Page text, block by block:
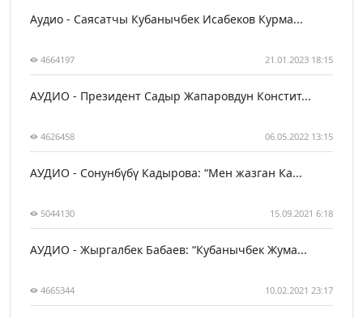
Аудио - Саясатчы Кубанычбек Исабеков Курма...
4664197 21.01.2023 18:15
АУДИО - Президент Садыр Жапаровдун Констит...
4626458 06.05.2022 13:15
АУДИО - Сонунбүбү Кадырова: “Мен жазган Ка...
5044130 15.09.2021 6:18
АУДИО - Жыргалбек Бабаев: “Кубанычбек Жума...
4665344 10.02.2021 23:17